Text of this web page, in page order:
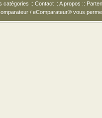
catégories :: Contact :: A propos ::
/ eComparateur® vous